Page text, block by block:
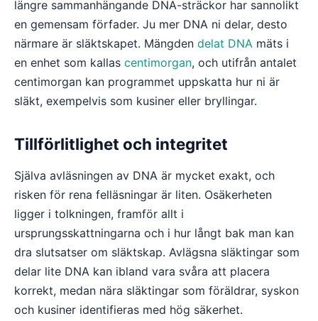
längre sammanhängande DNA-sträckor har sannolikt
en gemensam förfader. Ju mer DNA ni delar, desto
närmare är släktskapet. Mängden delat DNA mäts i
en enhet som kallas centimorgan, och utifrån antalet
centimorgan kan programmet uppskatta hur ni är
släkt, exempelvis som kusiner eller bryllingar.
Tillförlitlighet och integritet
Själva avläsningen av DNA är mycket exakt, och
risken för rena felläsningar är liten. Osäkerheten
ligger i tolkningen, framför allt i
ursprungsskattningarna och i hur långt bak man kan
dra slutsatser om släktskap. Avlägsna släktingar som
delar lite DNA kan ibland vara svåra att placera
korrekt, medan nära släktingar som föräldrar, syskon
och kusiner identifieras med hög säkerhet.